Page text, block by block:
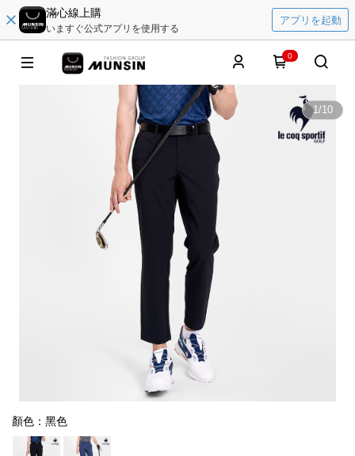
滿心線上購
いますぐ公式アプリを使用する
アプリを起動
0
1/10
顏色：黑色